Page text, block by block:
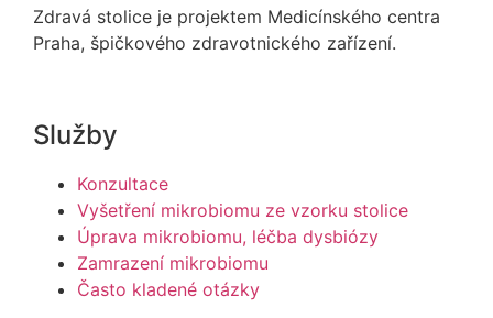
Zdravá stolice je projektem Medicínského centra
Praha, špičkového zdravotnického zařízení.
Služby
Konzultace
Vyšetření mikrobiomu ze vzorku stolice
Úprava mikrobiomu, léčba dysbiózy
Zamrazení mikrobiomu
Často kladené otázky